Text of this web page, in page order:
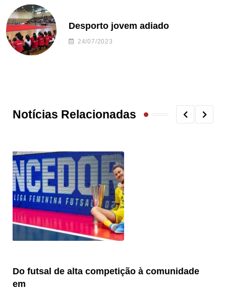
Desporto jovem adiado
24/07/2023
Notícias Relacionadas
Do futsal de alta competição à comunidade
em